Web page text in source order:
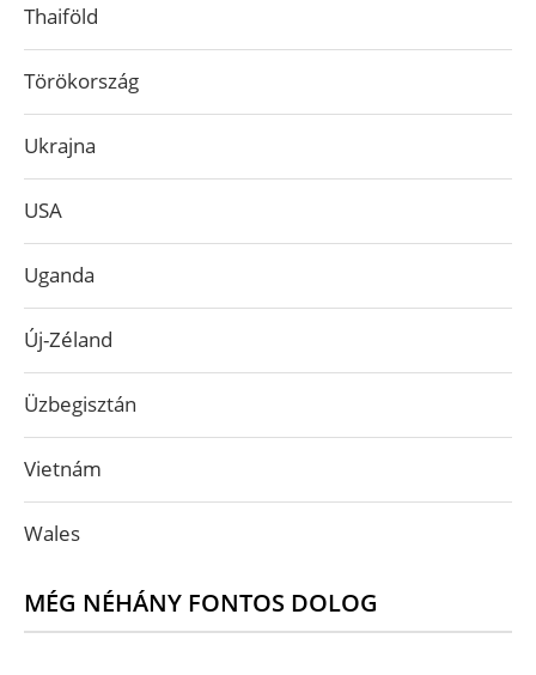
Thaiföld
Törökország
Ukrajna
USA
Uganda
Új-Zéland
Üzbegisztán
Vietnám
Wales
MÉG NÉHÁNY FONTOS DOLOG